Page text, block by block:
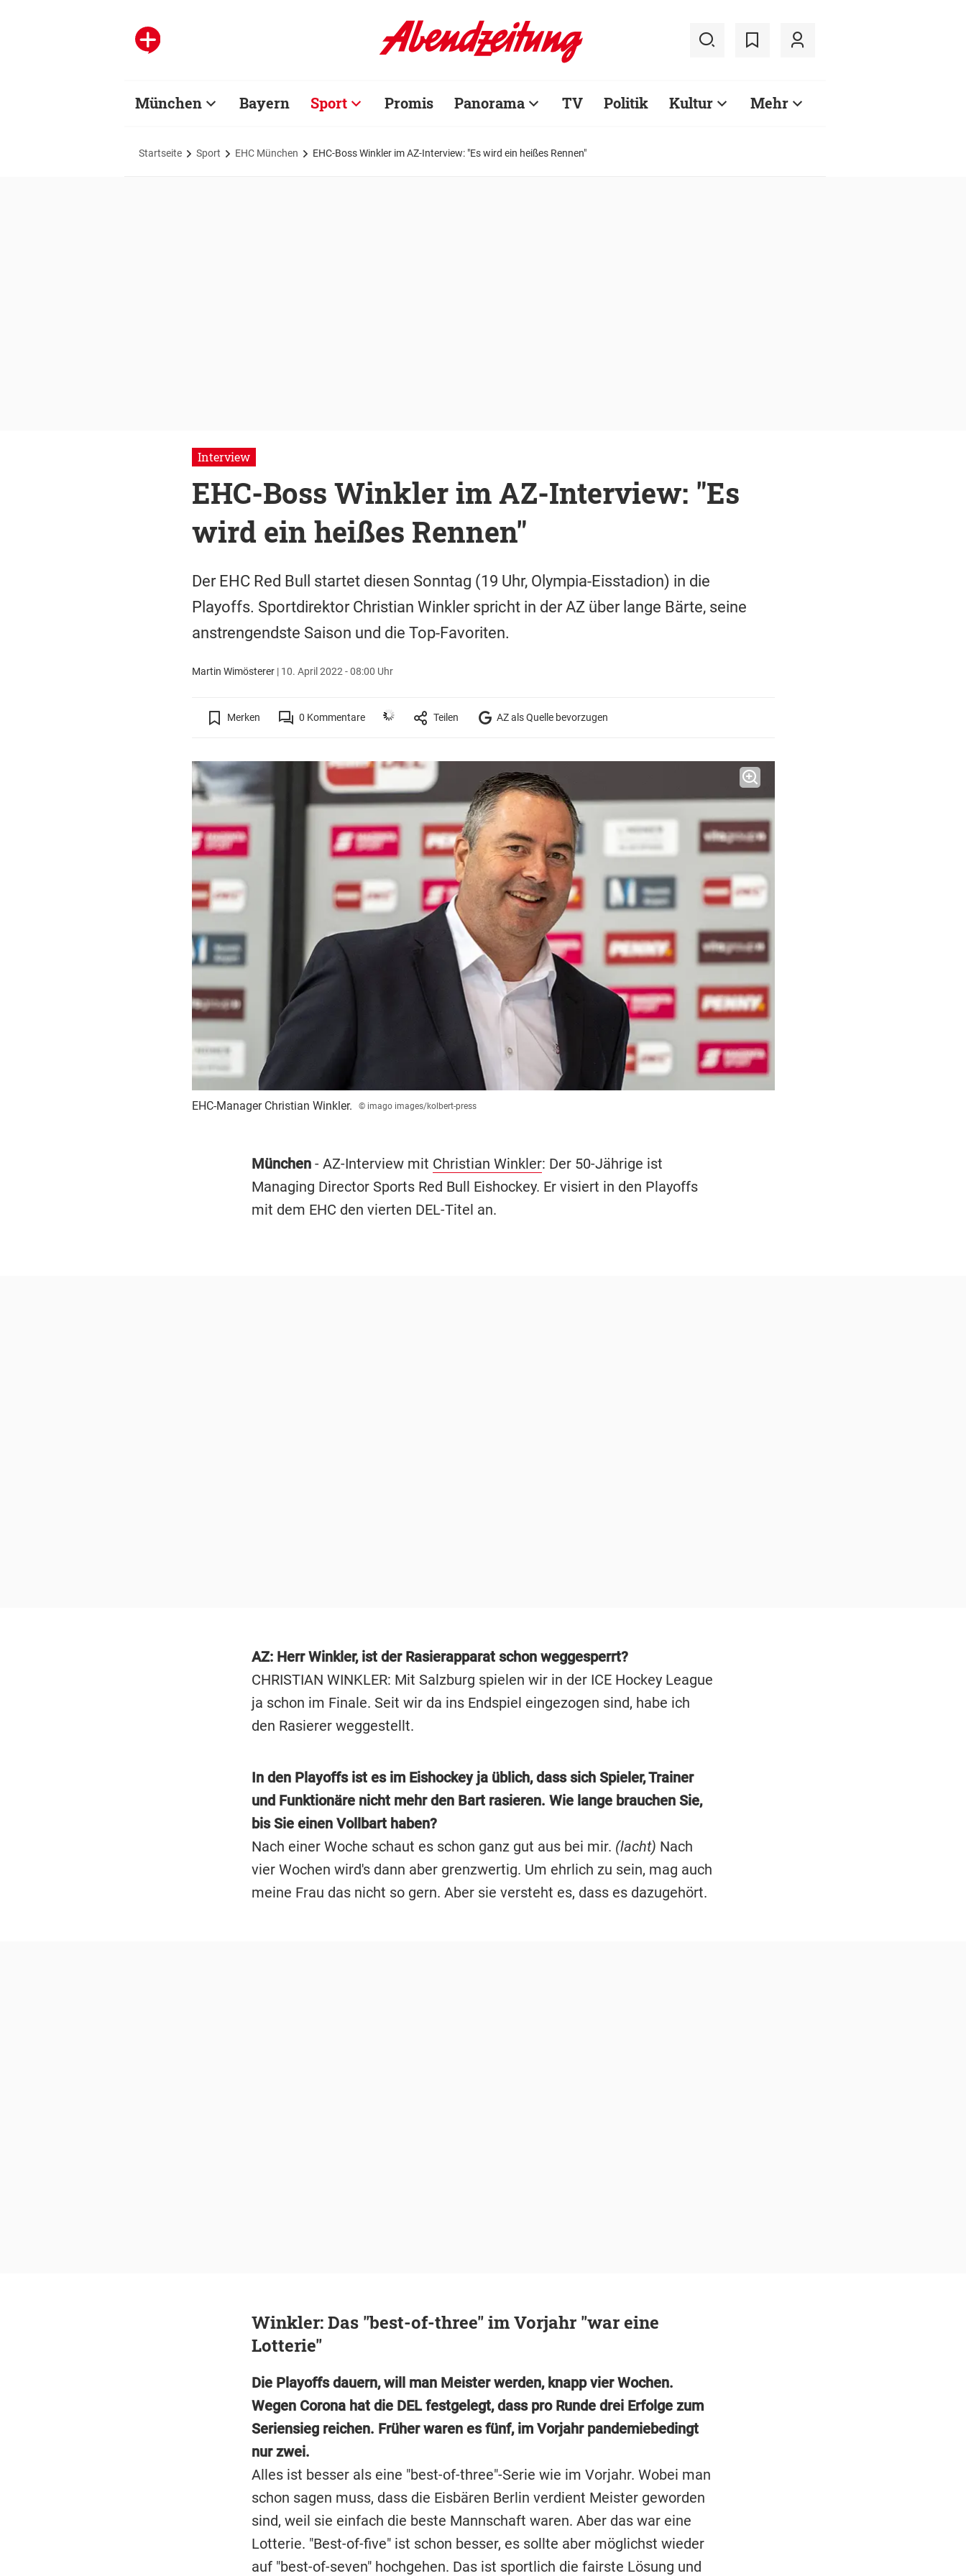
München Bayern Sport Promis Panorama TV Politik Kultur Mehr
Startseite Sport EHC München EHC-Boss Winkler im AZ-Interview: "Es wird ein heißes Rennen"
Interview
EHC-Boss Winkler im AZ-Interview: "Es
wird ein heißes Rennen"
Der EHC Red Bull startet diesen Sonntag (19 Uhr, Olympia-Eisstadion) in die
Playoffs. Sportdirektor Christian Winkler spricht in der AZ über lange Bärte, seine
anstrengendste Saison und die Top-Favoriten.
Martin Wimösterer| 10. April 2022 - 08:00 Uhr
Merken 0 Kommentare Teilen AZ als Quelle bevorzugen
EHC-Manager Christian Winkler. © imago images/kolbert-press
München - AZ-Interview mit Christian Winkler: Der 50-Jährige ist
Managing Director Sports Red Bull Eishockey. Er visiert in den Playoffs
mit dem EHC den vierten DEL-Titel an.
AZ: Herr Winkler, ist der Rasierapparat schon weggesperrt?
CHRISTIAN WINKLER: Mit Salzburg spielen wir in der ICE Hockey League
ja schon im Finale. Seit wir da ins Endspiel eingezogen sind, habe ich
den Rasierer weggestellt.
In den Playoffs ist es im Eishockey ja üblich, dass sich Spieler, Trainer
und Funktionäre nicht mehr den Bart rasieren. Wie lange brauchen Sie,
bis Sie einen Vollbart haben?
Nach einer Woche schaut es schon ganz gut aus bei mir. (lacht) Nach
vier Wochen wird's dann aber grenzwertig. Um ehrlich zu sein, mag auch
meine Frau das nicht so gern. Aber sie versteht es, dass es dazugehört.
Winkler: Das "best-of-three" im Vorjahr "war eine
Lotterie"
Die Playoffs dauern, will man Meister werden, knapp vier Wochen.
Wegen Corona hat die DEL festgelegt, dass pro Runde drei Erfolge zum
Seriensieg reichen. Früher waren es fünf, im Vorjahr pandemiebedingt
nur zwei.
Alles ist besser als eine "best-of-three"-Serie wie im Vorjahr. Wobei man
schon sagen muss, dass die Eisbären Berlin verdient Meister geworden
sind, weil sie einfach die beste Mannschaft waren. Aber das war eine
Lotterie. "Best-of-five" ist schon besser, es sollte aber möglichst wieder
auf "best-of-seven" hochgehen. Das ist sportlich die fairste Lösung und